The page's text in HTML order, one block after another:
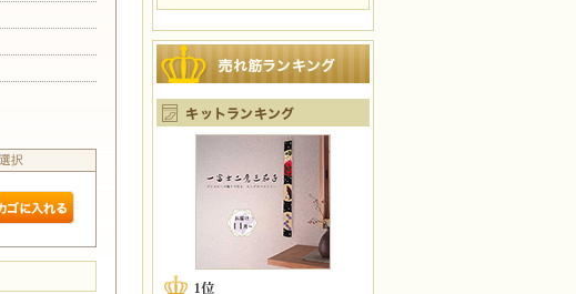
択